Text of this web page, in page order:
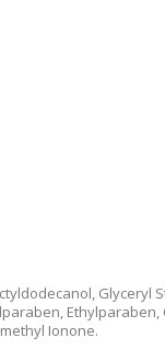
Glyceryl
Ethylparaben,
Ionone.